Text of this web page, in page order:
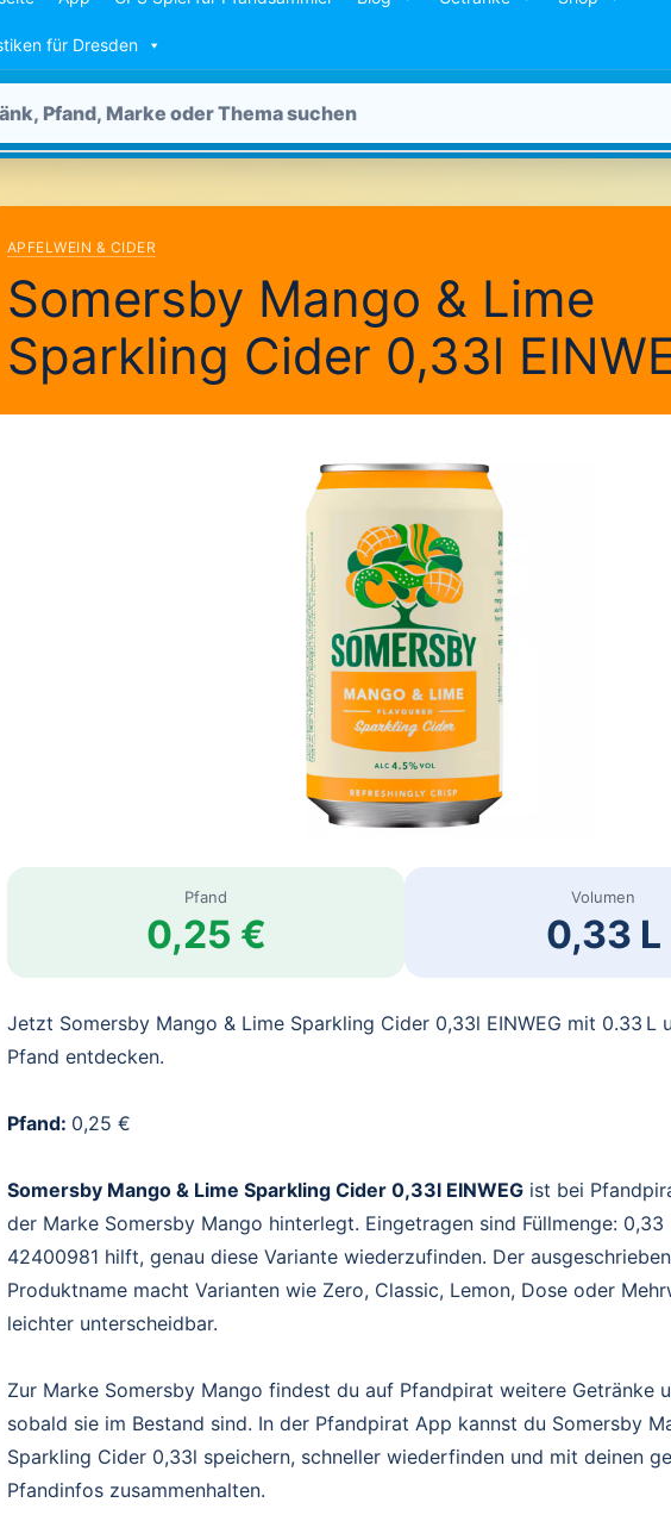
für Dresden
APFELWEIN & CIDER
Somersby Mango & Lime
Sparkling Cider 0,33l
Pfand
0,25 €
Volumen
0,33 L
Jetzt Somersby Mango & Lime Sparkling Cider 0,33l EINWEG mit 0.33 L
Pfand entdecken.
Pfand: 0,25 €
Somersby Mango & Lime Sparkling Cider 0,33l EINWEG ist bei
der Marke Somersby Mango hinterlegt. Eingetragen sind Füllmenge: 0,33
42400981 hilft, genau diese Variante wiederzufinden. Der
Produktname macht Varianten wie Zero, Classic, Lemon, Dose oder
leichter unterscheidbar.
Zur Marke Somersby Mango findest du auf Pfandpirat weitere Getränke
sobald sie im Bestand sind. In der Pfandpirat App kannst du Somersby
Sparkling Cider 0,33l speichern, schneller wiederfinden und mit deinen
Pfandinfos zusammenhalten.